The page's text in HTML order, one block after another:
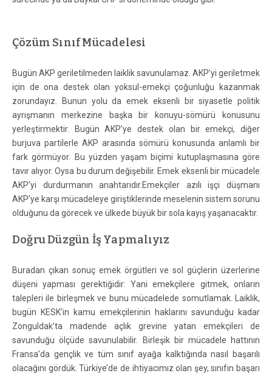
Çözüm Sınıf Mücadelesi
Bugün AKP geriletilmeden laiklik savunulamaz. AKP’yi geriletmek
için de ona destek olan yoksul-emekçi çoğunluğu kazanmak
zorundayız. Bunun yolu da emek eksenli bir siyasetle politik
ayrışmanın merkezine başka bir konuyu-sömürü konusunu
yerleştirmektir. Bugün AKP’ye destek olan bir emekçi, diğer
burjuva partilerle AKP arasında sömürü konusunda anlamlı bir
fark görmüyor. Bu yüzden yaşam biçimi kutuplaşmasına göre
tavır alıyor. Oysa bu durum değişebilir. Emek eksenli bir mücadele
AKP’yi durdurmanın anahtarıdır. Emekçiler azılı işçi düşmanı
AKP’ye karşı mücadeleye giriştiklerinde meselenin sistem sorunu
olduğunu da görecek ve ülkede büyük bir sola kayış yaşanacaktır.
Doğru Düzgün İş Yapmalıyız
Buradan çıkan sonuç emek örgütleri ve sol güçlerin üzerlerine
düşeni yapması gerektiğidir: Yani emekçilere gitmek, onların
talepleri ile birleşmek ve bunu mücadelede somutlamak. Laiklik,
bugün KESK’in kamu emekçilerinin haklarını savunduğu kadar
Zonguldak’ta madende açlık grevine yatan emekçileri de
savunduğu ölçüde savunulabilir. Birleşik bir mücadele hattının
Fransa’da gençlik ve tüm sınıf ayağa kalktığında nasıl başarılı
olacağını gördük. Türkiye’de de ihtiyacımız olan şey, sınıfın başarı